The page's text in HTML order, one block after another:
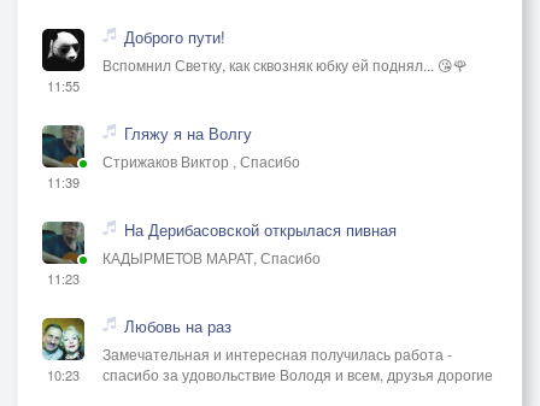
11:55
Доброго пути!
Вспомнил Светку, как сквозняк юбку ей поднял... 😘🌹
11:39
Гляжу я на Волгу
Стрижаков Виктор , Спасибо
11:23
На Дерибасовской открылася пивная
КАДЫРМЕТОВ МАРАТ, Спасибо
10:23
Любовь на раз
Замечательная и интересная получилась работа -
спасибо за удовольствие Володя и всем, друзья дорогие